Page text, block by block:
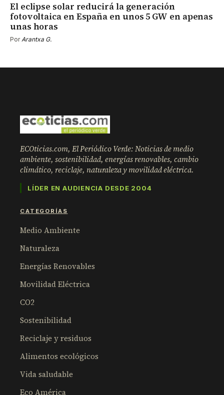
El eclipse solar reducirá la generación
fotovoltaica en España en unos 5 GW en apenas
unas horas
PorArantxa G.
ECOticias.com, El Periódico Verde: Noticias de medio
ambiente, sostenibilidad, energías renovables, cambio
climático, reciclaje, naturaleza y movilidad eléctrica.
LÍDER EN AUDIENCIA DESDE 2004
CATEGORÍAS
Medio Ambiente
Naturaleza
Energías Renovables
Movilidad Eléctrica
CO2
Sostenibilidad
Reciclaje y residuos
Alimentos ecológicos
Vida saludable
Eco América